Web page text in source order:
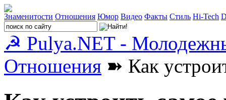
Знаменитости Отношения Юмор Видео Факты Стиль Hi-Tech
☭ Pulya.NET -
Отношения ➽ Как